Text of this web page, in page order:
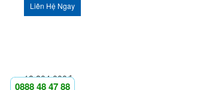
Liên Hệ Ngay
18,804,000₫
0888 48 47 88